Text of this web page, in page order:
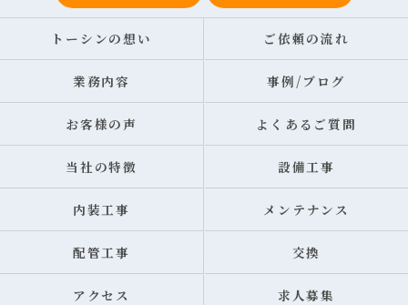
トーシンの想い ご依頼の流れ
業務内容 事例/ブログ
お客様の声 よくあるご質問
当社の特徴 設備工事
内装工事 メンテナンス
配管工事 交換
アクセス 求人募集